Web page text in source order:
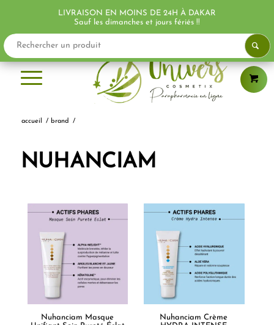
accueil / brand /
NUHANCIAM
Nuhanciam Masque
Nuhanciam Crème
LIVRAISON EN MOINS DE 24H À DAKAR
Sauf les dimanches et jours fériés !!